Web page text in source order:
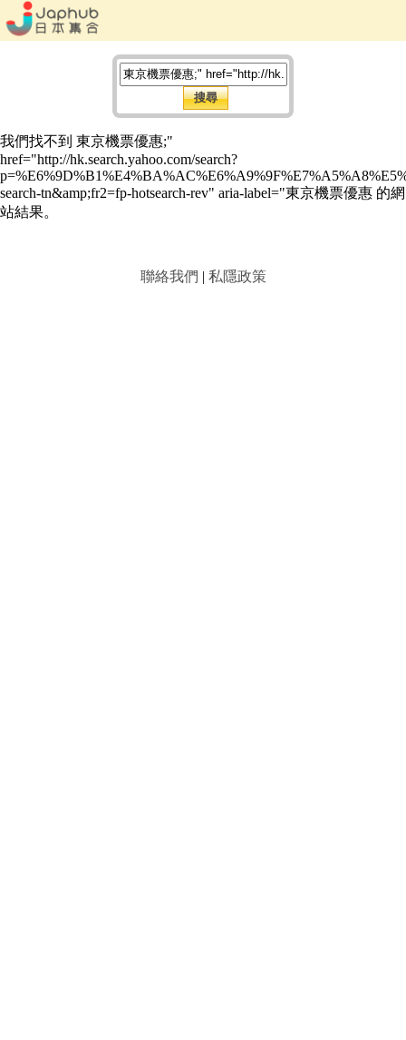
我們找不到 東京機票優惠;"
href="http://hk.search.yahoo.com/search?
search-tn&amp;fr2=fp-hotsearch-rev" aria-label="東京機票優惠 的網
站結果。
聯絡我們 | 私隱政策